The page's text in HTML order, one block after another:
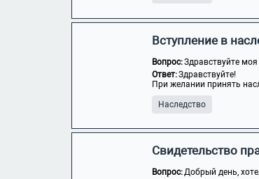
Вступление в
Вопрос:Здравствуйте
Ответ:Здравствуйте!
При желании принять
Наследство
Свидетельство
Вопрос:Добрый день,